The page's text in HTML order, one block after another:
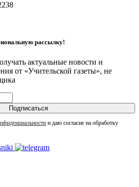
рассылку!
актуальные новости и
от «Учительской газеты», не
Подписаться
и даю согласие на обработку